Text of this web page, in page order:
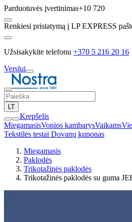
Parduotuvės įvertinimas+10 720
Renkiesi pristatymą į LP EXPRESS
Užsisakykite telefonu +370 5 216 20 16
Verslui
LT
Krepšelis
MiegamasisVonios kambarysVaikams
Tekstilės testai Dovanų kuponas
Miegamasis
Paklodės
Trikotažinės paklodės
Trikotažinės paklodės su guma